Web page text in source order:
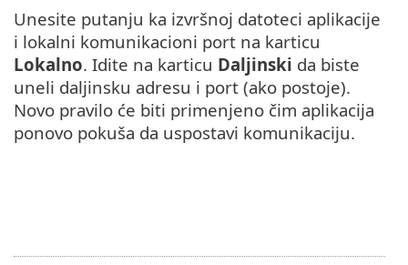
Unesite putanju ka izvršnoj datoteci aplikacije
i lokalni komunikacioni port na karticu
Lokalno. Idite na karticu Daljinski da biste
uneli daljinsku adresu i port (ako postoje).
Novo pravilo će biti primenjeno čim aplikacija
ponovo pokuša da uspostavi komunikaciju.